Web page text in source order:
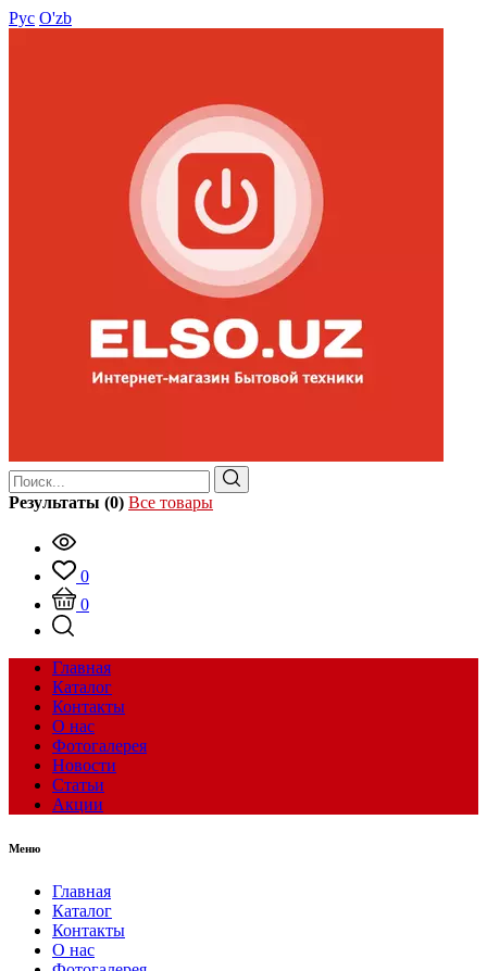
Рус O'zb
Результаты (0) Все товары
0
0
Главная
Каталог
Контакты
О нас
Фотогалерея
Новости
Статьи
Акции
Меню
Главная
Каталог
Контакты
О нас